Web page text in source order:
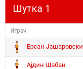
Шутка 1
Играч
Ерсан Јашаровски
Ајдин Шабан